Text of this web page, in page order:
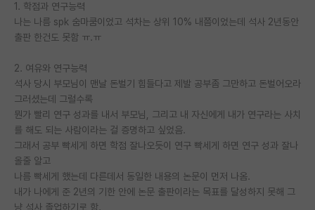
석박사 채용 정보 게시판
임용 정보 게시판
학부 인턴 게시판
취업 게시판
임용 후기 게시판
PI 전용 게시판
인문사회 계열 게시판
특수/전문대학원 게시판
1. 학점과 연구능력
나는 나름 spk 숨마쿰이었고 석차는 상위 10% 내쯤이었는데 석사 2년동안
출판 한건도 못함 ㅠ.ㅠ
2. 여유와 연구능력
석사 당시 부모님이 맨날 돈벌기 힘들다고 제발 공부좀 그만하고 돈벌어오라
그러셨는데 그럴수록
뭔가 빨리 연구 성과를 내서 부모님, 그리고 내 자신에게 내가 연구라는 사치
를 해도 되는 사람이라는 걸 증명하고 싶었음.
그래서 공부 빡세게 하면 학점 잘나오듯이 연구 빡세게 하면 연구 성과 잘나
올줄 알고
나름 빡세게 했는데 다른데서 동일한 내용의 논문이 먼저 나옴.
내가 나에게 준 2년의 기한 안에 논문 출판이라는 목표를 달성하지 못해 그
냥 석사 졸업하기로 함.